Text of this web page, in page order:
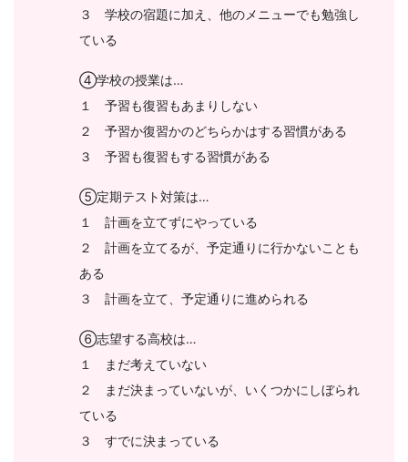
３ 学校の宿題に加え、他のメニューでも勉強し
ている
④学校の授業は…
１ 予習も復習もあまりしない
２ 予習か復習かのどちらかはする習慣がある
３ 予習も復習もする習慣がある
⑤定期テスト対策は…
１ 計画を立てずにやっている
２ 計画を立てるが、予定通りに行かないことも
ある
３ 計画を立て、予定通りに進められる
⑥志望する高校は…
１ まだ考えていない
２ まだ決まっていないが、いくつかにしぼられ
ている
３ すでに決まっている